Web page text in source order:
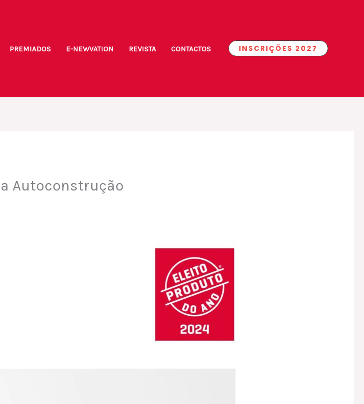
PREMIADOS E-NEWVATION REVISTA CONTACTOS INSCRIÇÕES 2027
Autoconstrução